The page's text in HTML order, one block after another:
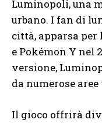
Luminopoli, una
urbano. I fan di
città, apparsa
e Pokémon Y nel
versione,
da numerose
Il gioco offrirà